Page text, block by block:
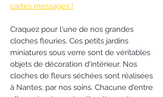
cartes messages !
Craquez pour l'une de nos grandes
cloches fleuries. Ces petits jardins
miniatures sous verre sont de véritables
objets de décoration d'intérieur. Nos
cloches de fleurs séchées sont réalisées
à Nantes, par nos soins. Chacune d'entre